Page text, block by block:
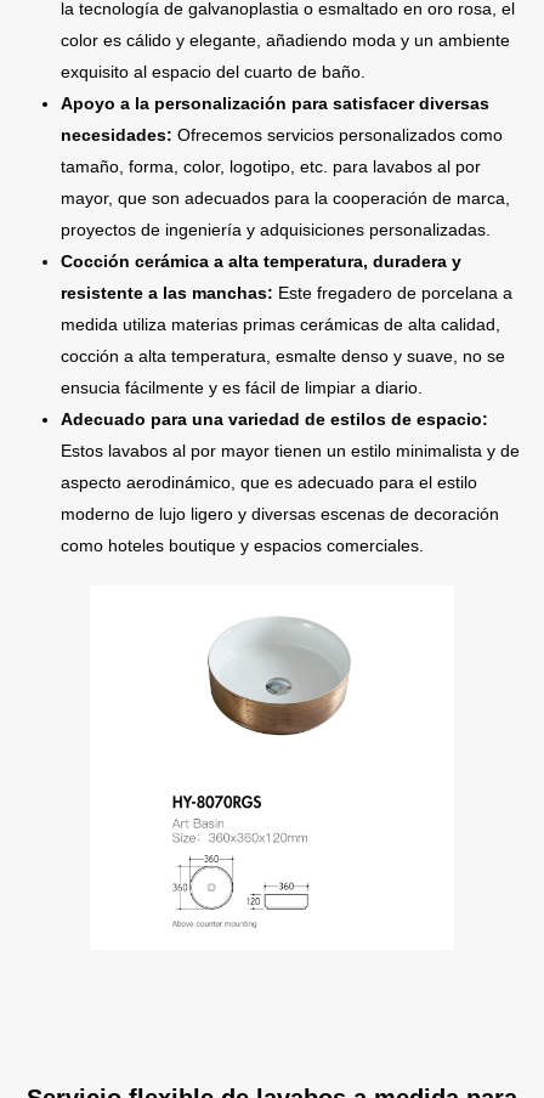
la tecnología de galvanoplastia o esmaltado en oro rosa, el
color es cálido y elegante, añadiendo moda y un ambiente
exquisito al espacio del cuarto de baño.
Apoyo a la personalización para satisfacer diversas
necesidades: Ofrecemos servicios personalizados como
tamaño, forma, color, logotipo, etc. para lavabos al por
mayor, que son adecuados para la cooperación de marca,
proyectos de ingeniería y adquisiciones personalizadas.
Cocción cerámica a alta temperatura, duradera y
resistente a las manchas: Este fregadero de porcelana a
medida utiliza materias primas cerámicas de alta calidad,
cocción a alta temperatura, esmalte denso y suave, no se
ensucia fácilmente y es fácil de limpiar a diario.
Adecuado para una variedad de estilos de espacio:
Estos lavabos al por mayor tienen un estilo minimalista y de
aspecto aerodinámico, que es adecuado para el estilo
moderno de lujo ligero y diversas escenas de decoración
como hoteles boutique y espacios comerciales.